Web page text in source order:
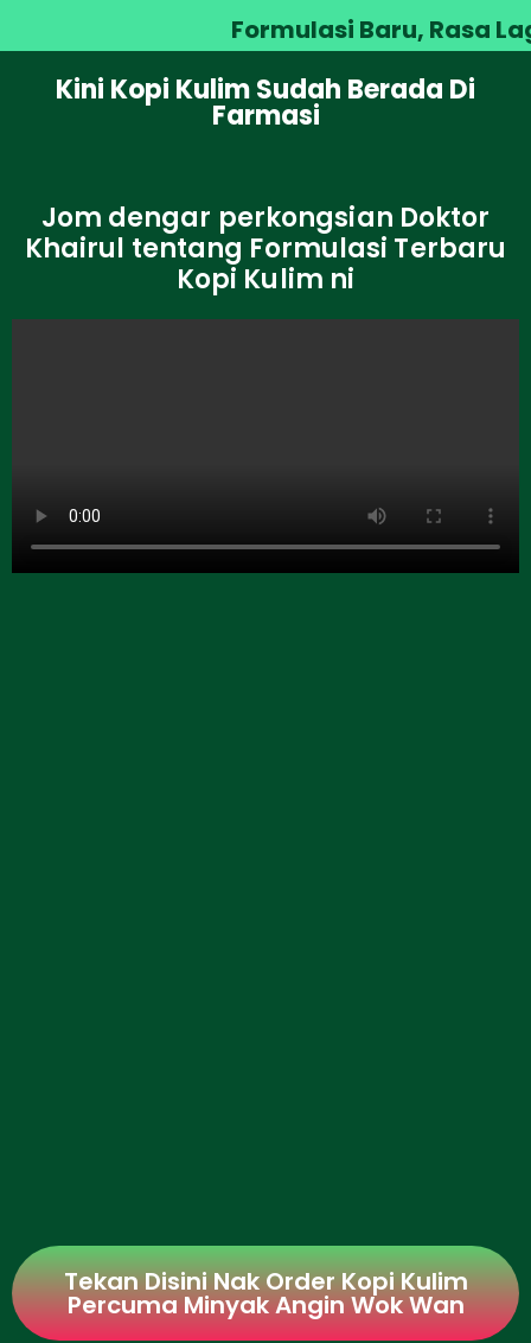
Kini Kopi Kulim Sudah Berada Di
Farmasi
Jom dengar perkongsian Doktor
Khairul tentang Formulasi Terbaru
Kopi Kulim ni
Tekan Disini Nak Order Kopi Kulim
Percuma Minyak Angin Wok Wan
Formulasi Baru, Rasa